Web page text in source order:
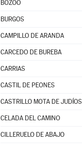
BOZOÓ
BURGOS
CAMPILLO DE ARANDA
CARCEDO DE BUREBA
CARRIAS
CASTIL DE PEONES
CASTRILLO MOTA DE JUDÍOS
CELADA DEL CAMINO
CILLERUELO DE ABAJO